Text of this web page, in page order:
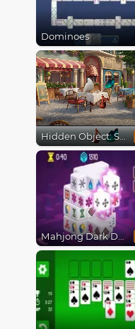
Dominoes
Hidden Object: Street Of Secrets
Mahjong Dark Dimensions